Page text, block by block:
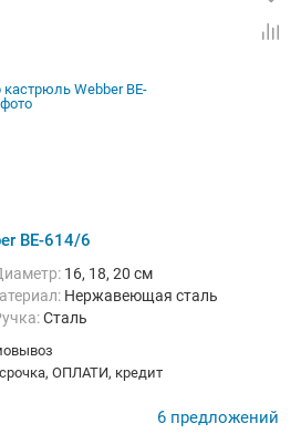
BE-614/6
диаметр: 16, 18, 20 см
материал: Нержавеющая сталь
ручка:Сталь
ОПЛАТИ, кредит
6 предложений